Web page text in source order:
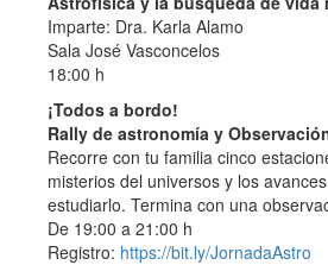
Imparte: Dra. Karla Alamo
Sala José Vasconcelos
18:00 h
¡Todos a bordo!
Rally de astronomía y
Recorre con tu familia cinco
misterios del universos y los
estudiarlo. Termina con una
De 19:00 a 21:00 h
Registro: https://bit.ly/JornadaAstro